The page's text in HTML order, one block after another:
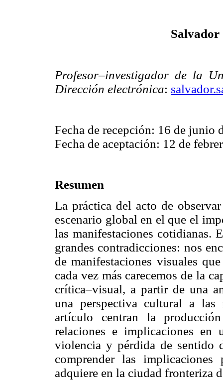
Salvador
Profesor–investigador de la
Dirección electrónica:
Fecha de recepción: 16 de junio
Fecha de aceptación: 12 de
Resumen
La práctica del acto de
escenario global en el que el
las manifestaciones cotidianas.
grandes contradicciones: nos
de manifestaciones visuales
cada vez más carecemos de la
crítica–visual, a partir de una
una perspectiva cultural a las
artículo centran la
relaciones e implicaciones en
violencia y pérdida de
comprender las
adquiere en la ciudad fronteriza